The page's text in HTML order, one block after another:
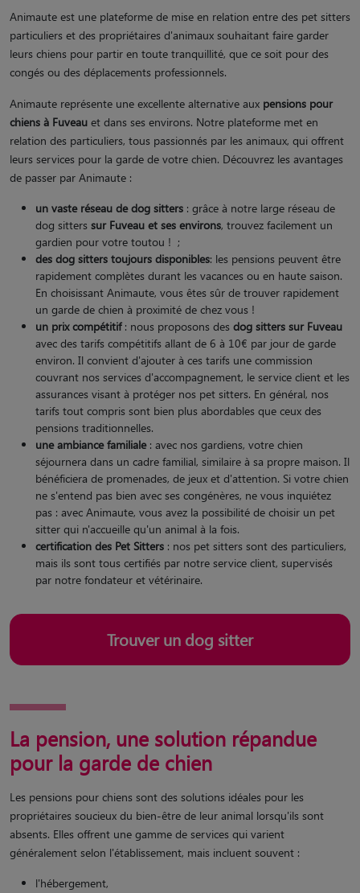
Animaute est une plateforme de mise en relation entre des pet sitters
particuliers et des propriétaires d'animaux souhaitant faire garder
leurs chiens pour partir en toute tranquillité, que ce soit pour des
congés ou des déplacements professionnels.
Animaute représente une excellente alternative aux pensions pour
chiens à Fuveau et dans ses environs. Notre plateforme met en
relation des particuliers, tous passionnés par les animaux, qui offrent
leurs services pour la garde de votre chien. Découvrez les avantages
de passer par Animaute :
un vaste réseau de dog sitters : grâce à notre large réseau de
dog sitters sur Fuveau et ses environs, trouvez facilement un
gardien pour votre toutou ! ;
des dog sitters toujours disponibles: les pensions peuvent être
rapidement complètes durant les vacances ou en haute saison.
En choisissant Animaute, vous êtes sûr de trouver rapidement
un garde de chien à proximité de chez vous !
un prix compétitif: nous proposons des dog sitters sur Fuveau
avec des tarifs compétitifs allant de 6 à 10€ par jour de garde
environ. Il convient d'ajouter à ces tarifs une commission
couvrant nos services d'accompagnement, le service client et les
assurances visant à protéger nos pet sitters. En général, nos
tarifs tout compris sont bien plus abordables que ceux des
pensions traditionnelles.
une ambiance familiale: avec nos gardiens, votre chien
séjournera dans un cadre familial, similaire à sa propre maison. Il
bénéficiera de promenades, de jeux et d'attention. Si votre chien
ne s'entend pas bien avec ses congénères, ne vous inquiétez
pas : avec Animaute, vous avez la possibilité de choisir un pet
sitter qui n'accueille qu'un animal à la fois.
certification des Pet Sitters : nos pet sitters sont des particuliers,
mais ils sont tous certifiés par notre service client, supervisés
par notre fondateur et vétérinaire.
Trouver un dog sitter
La pension, une solution répandue
pour la garde de chien
Les pensions pour chiens sont des solutions idéales pour les
propriétaires soucieux du bien-être de leur animal lorsqu'ils sont
absents. Elles offrent une gamme de services qui varient
généralement selon l'établissement, mais incluent souvent :
l'hébergement,